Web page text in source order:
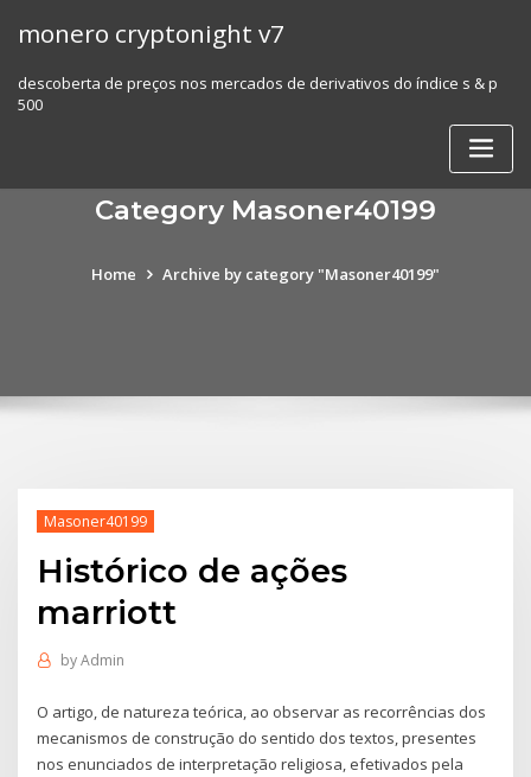
monero cryptonight v7
descoberta de preços nos mercados de derivativos do índice s & p
500
Category Masoner40199
Home Archive by category "Masoner40199"
Masoner40199
Histórico de ações
marriott
byAdmin
O artigo, de natureza teórica, ao observar as recorrências dos
mecanismos de construção do sentido dos textos, presentes
nos enunciados de interpretação religiosa, efetivados pela